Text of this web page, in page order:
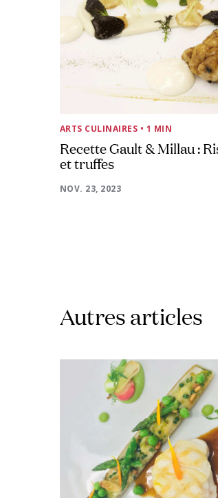
ARTS CULINAIRES • 1 MIN
Recette Gault & Millau :
et truffes
NOV. 23, 2023
Autres articles